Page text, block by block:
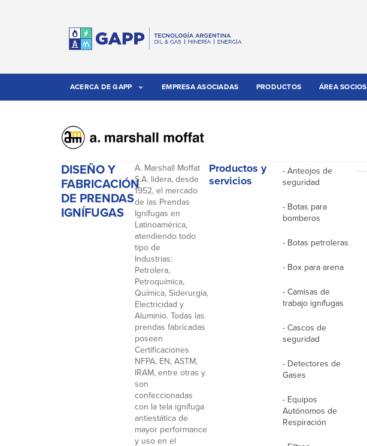
ACERCA DE GAPP EMPRESA ASOCIADAS PRODUCTOS ÁREA SOCIOS
DISEÑO Y
FABRICACIÓN
DE PRENDAS
IGNÍFUGAS
A. Marshall Moffat
S.A. lidera, desde
1952, el mercado
de las Prendas
Ignífugas en
Latinoamérica,
atendiendo todo
tipo de
Industrias:
Petrolera,
Petroquímica,
Química, Siderurgia,
Electricidad y
Aluminio. Todas las
prendas fabricadas
poseen
Certificaciones
NFPA, EN, ASTM,
IRAM, entre otras y
son
confeccionadas
con la tela ignífuga
antiestática de
mayor performance
y uso en el
Productos y
servicios
- Anteojos de
seguridad
- Botas para
bomberos
- Botas petroleras
- Box para arena
- Camisas de
trabajo ignífugas
- Cascos de
seguridad
- Detectores de
Gases
- Equipos
Autónomos de
Respiración